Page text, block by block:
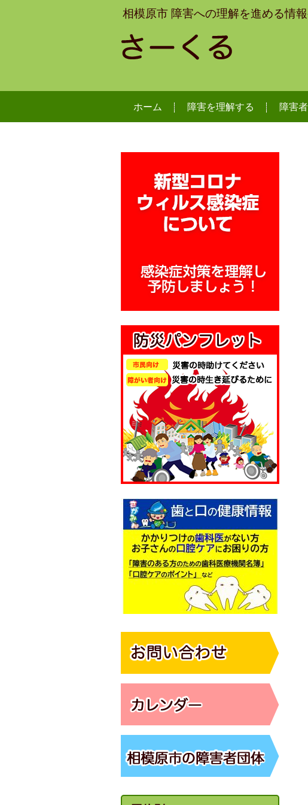
相模原市 障害への理解を進める情
ホーム 障害を理解する 障害